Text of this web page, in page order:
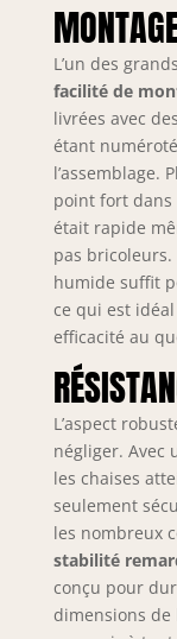
L’un des
facilité de
livrées avec
étant
l’assemblage.
point fort dans
était rapide
pas
humide suffit
ce qui est
efficacité au
L’aspect
négliger. Avec
les chaises
seulement
les nombreux
stabilité
conçu pour
dimensions de